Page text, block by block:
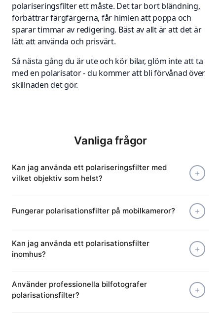
polariseringsfilter ett måste. Det tar bort bländning,
förbättrar färgfärgerna, får himlen att poppa och
sparar timmar av redigering. Bäst av allt är att det är
lätt att använda och prisvärt.
Så nästa gång du är ute och kör bilar, glöm inte att ta
med en polarisator - du kommer att bli förvånad över
skillnaden det gör.
Vanliga frågor
Kan jag använda ett polariseringsfilter med
vilket objektiv som helst?
Fungerar polarisationsfilter på mobilkameror?
Kan jag använda ett polarisationsfilter
inomhus?
Använder professionella bilfotografer
polarisationsfilter?